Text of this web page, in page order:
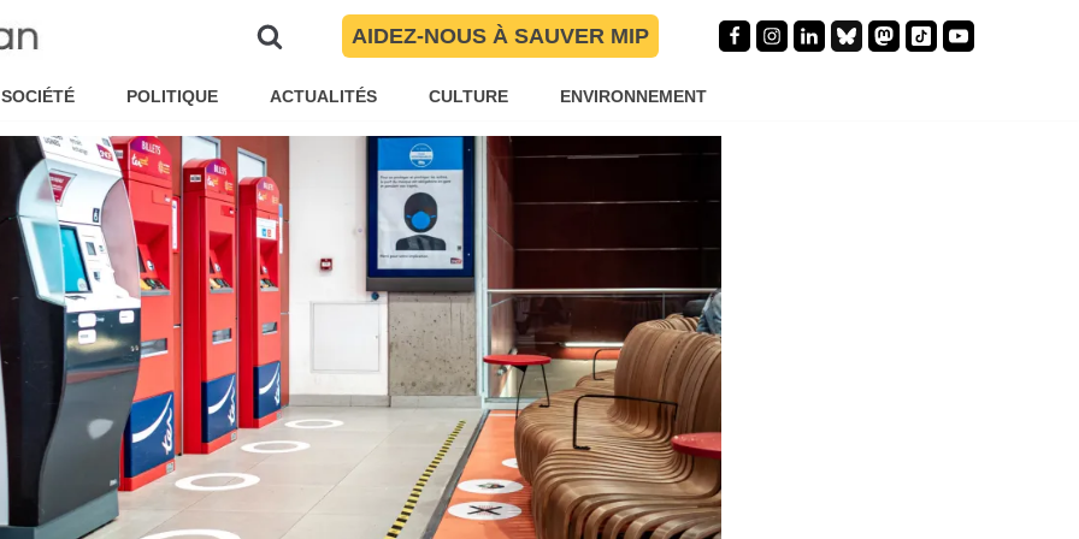
AIDEZ-NOUS À SAUVER MIP
SOCIÉTÉ POLITIQUE ACTUALITÉS CULTURE ENVIRONNEMENT
Garnier Société